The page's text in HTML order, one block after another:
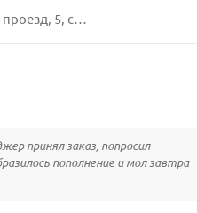
Москва, Выхино-Жулебино, Сормовский проезд, 5, стр. 1
принял заказ, попросил
пополнение и мол завтра